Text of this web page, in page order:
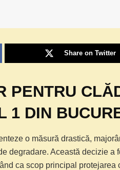
Share on Twitter
PENTRU
1 DIN
o măsură drastică,
degradare. Această decizie a
ca scop principal protejarea